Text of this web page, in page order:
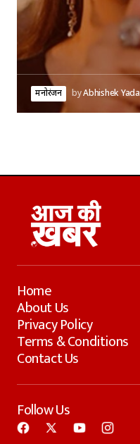
मनोरंजन byAbhishek
Home
About Us
Privacy Policy
Terms & Conditions
Contact Us
Follow Us